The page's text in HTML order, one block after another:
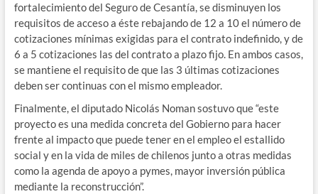
fortalecimiento del Seguro de Cesantía, se disminuyen los
requisitos de acceso a éste rebajando de 12 a 10 el número de
cotizaciones mínimas exigidas para el contrato indefinido, y de
6 a 5 cotizaciones las del contrato a plazo fijo. En ambos casos,
se mantiene el requisito de que las 3 últimas cotizaciones
deben ser continuas con el mismo empleador.
Finalmente, el diputado Nicolás Noman sostuvo que “este
proyecto es una medida concreta del Gobierno para hacer
frente al impacto que puede tener en el empleo el estallido
social y en la vida de miles de chilenos junto a otras medidas
como la agenda de apoyo a pymes, mayor inversión pública
mediante la reconstrucción”.